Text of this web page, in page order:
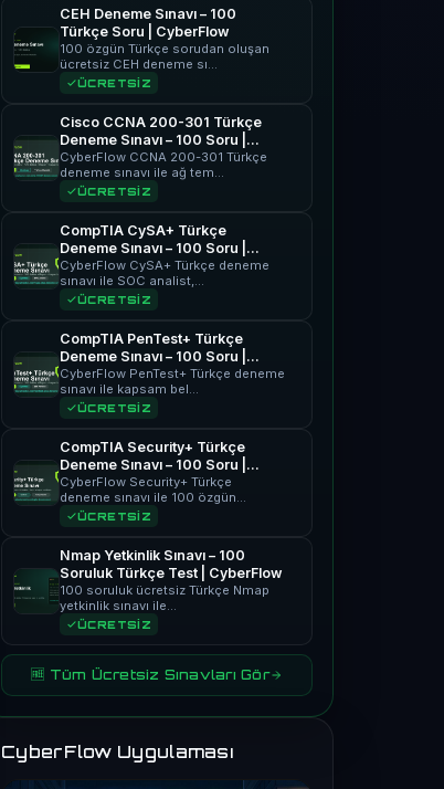
CEH Deneme Sınavı – 100
Türkçe Soru | CyberFlow
100 özgün Türkçe sorudan oluşan
ücretsiz CEH deneme sı…
ÜCRETSİZ
Cisco CCNA 200-301 Türkçe
Deneme Sınavı – 100 Soru |
CyberFlow
CyberFlow CCNA 200-301 Türkçe
deneme sınavı ile ağ tem…
ÜCRETSİZ
CompTIA CySA+ Türkçe
Deneme Sınavı – 100 Soru |
CyberFlow
CyberFlow CySA+ Türkçe deneme
sınavı ile SOC analist,…
ÜCRETSİZ
CompTIA PenTest+ Türkçe
Deneme Sınavı – 100 Soru |
CyberFlow
CyberFlow PenTest+ Türkçe deneme
sınavı ile kapsam bel…
ÜCRETSİZ
CompTIA Security+ Türkçe
Deneme Sınavı – 100 Soru |
CyberFlow
CyberFlow Security+ Türkçe
deneme sınavı ile 100 özgün…
ÜCRETSİZ
Nmap Yetkinlik Sınavı – 100
Soruluk Türkçe Test | CyberFlow
100 soruluk ücretsiz Türkçe Nmap
yetkinlik sınavı ile…
ÜCRETSİZ
🆓 Tüm Ücretsiz Sınavları Gör
CyberFlow Uygulaması